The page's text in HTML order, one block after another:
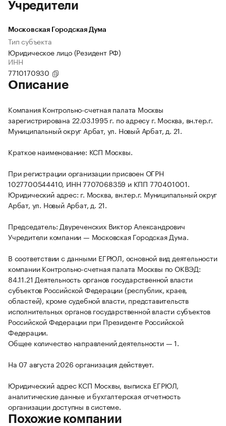
Учредители
Московская Городская Дума
Тип субъекта
Юридическое лицо (Резидент РФ)
ИНН
7710170930
Описание
Компания Контрольно-счетная палата Москвы
зарегистрирована 22.03.1995 г. по адресу г. Москва, вн.тер.г.
Муниципальный округ Арбат, ул. Новый Арбат, д. 21.
Краткое наименование: КСП Москвы.
При регистрации организации присвоен ОГРН
1027700544410, ИНН 7707068359 и КПП 770401001.
Юридический адрес: г. Москва, вн.тер.г. Муниципальный округ
Арбат, ул. Новый Арбат, д. 21.
Председатель: Двуреченских Виктор Александрович
Учредители компании — Московская Городская Дума.
В соответствии с данными ЕГРЮЛ, основной вид деятельности
компании Контрольно-счетная палата Москвы по ОКВЭД:
84.11.21 Деятельность органов государственной власти
субъектов Российской Федерации (республик, краев,
областей), кроме судебной власти, представительств
исполнительных органов государственной власти субъектов
Российской Федерации при Президенте Российской
Федерации.
Общее количество направлений деятельности — 1.
На 07 августа 2026 организация действует.
Юридический адрес КСП Москвы, выписка ЕГРЮЛ,
аналитические данные и бухгалтерская отчетность
организации доступны в системе.
Похожие компании